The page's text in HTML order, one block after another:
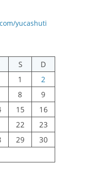
yucashuti
S
D
1
2
8
9
15
16
22
23
29
30